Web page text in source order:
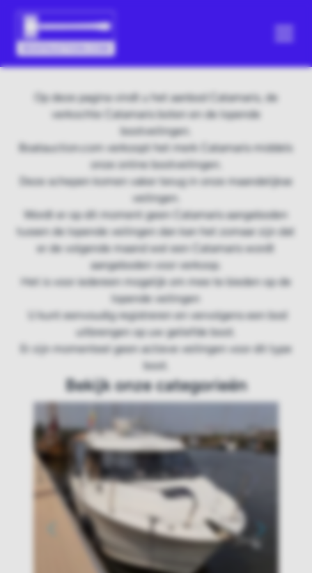
Op deze pagina vindt u het aanbod Catamaris, de
verkochte Catamaris boten en de lopende
bootveilingen.
Boatauction.com verkoopt het merk Catamaris middels
onze online bootveilingen.
Deze schepen komen vaker terug in onze maandelijkse
veilingen.
Wordt er op dit moment geen Catamaris aangeboden
tussen de lopende veilingen dan kan het zomaar zijn dat
er de volgende maand wel een Catamaris wordt
aangeboden voor verkoop.
Het is voor iedereen mogelijk om mee te bieden op de
lopende veilingen
U kunt eenvoudig registreren en vervolgens een bod
uitbrengen op uw geliefde boot.
Er zijn momenteel geen actieve veilingen voor dit type
boot.
Bekijk onze categorieën